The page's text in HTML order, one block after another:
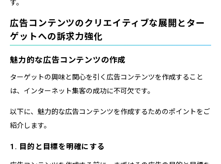
す。
広告コンテンツのクリエイティブな展開とター
ゲットへの訴求力強化
魅力的な広告コンテンツの作成
ターゲットの興味と関心を引く広告コンテンツを作成すること
は、インターネット集客の成功に不可欠です。
以下に、魅力的な広告コンテンツを作成するためのポイントをご
紹介します。
1. 目的と目標を明確にする